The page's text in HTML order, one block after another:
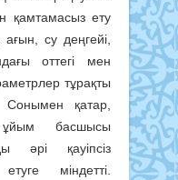
қамтамасыз ету
су деңгейі,
оттегі мен
тұрақты
қатар,
басшысы
әрі қауіпсіз
міндетті.